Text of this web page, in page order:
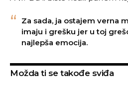
Za sada, ja ostajem verna
imaju i grešku jer u toj
najlepša emocija.
Možda ti se takođe sviđa